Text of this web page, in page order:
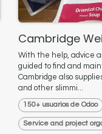
Cambridge
With the help, advice
guided to find and
Cambridge also
and other slimmi...
150+ usuarios de Odoo
Service and project